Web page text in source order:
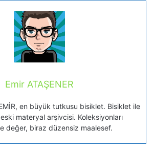
Emir ATAŞENER
en büyük tutkusu bisiklet. Bisiklet ile
materyal arşivcisi. Koleksiyonları
değer, biraz düzensiz maalesef.